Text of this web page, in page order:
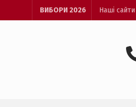
ВИБОРИ 2026 Наші сайти